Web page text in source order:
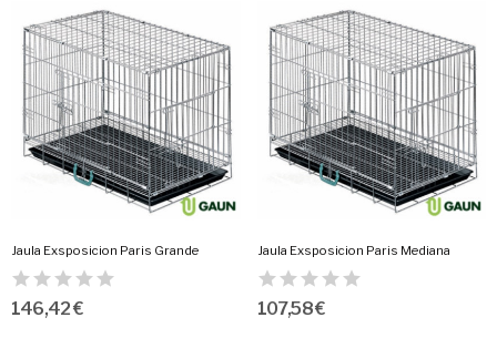
Jaula Exsposicion Paris Grande
146,42 €
Jaula Exsposicion Paris Mediana
107,58 €